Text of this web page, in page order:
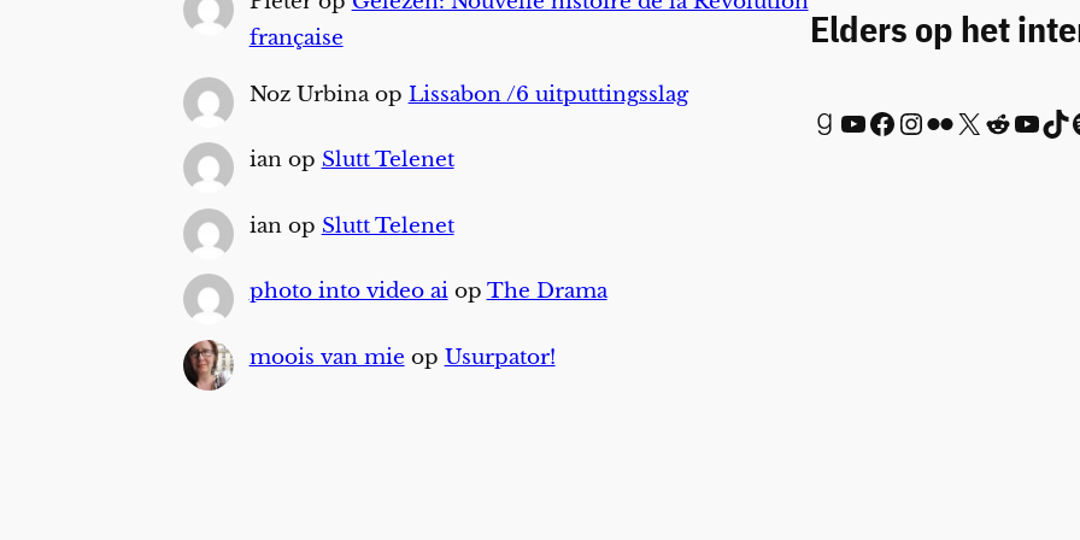
française
Noz Urbinaop Lissabon /6 uitputtingsslag
ianop Slutt Telenet
ianop Slutt Telenet
photo into video aiop The Drama
moois van mie op Usurpator!
Elders op het
Goodreads YouTube Facebook InstagramFlickr X Reddit YouTube TikTok